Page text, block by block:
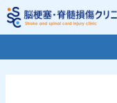
内
容
ス